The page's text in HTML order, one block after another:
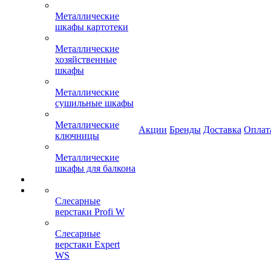
Металлические
шкафы картотеки
Металлические
хозяйственные
шкафы
Металлические
сушильные шкафы
Металлические
ключницы
Металлические
шкафы для балкона
Слесарные
верстаки Profi W
Слесарные
верстаки Expert
WS
Акции Бренды Доставка